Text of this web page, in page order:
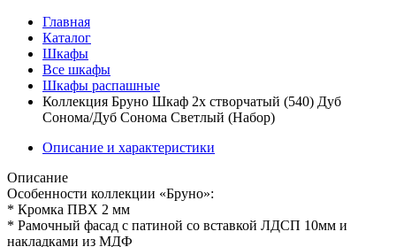
Главная
Каталог
Шкафы
Все шкафы
Шкафы распашные
Коллекция Бруно Шкаф 2х створчатый (540) Дуб
Сонома/Дуб Сонома Светлый (Набор)
Описание и характеристики
Описание
Особенности коллекции «Бруно»:
* Кромка ПВХ 2 мм
* Рамочный фасад с патиной со вставкой ЛДСП 10мм и
накладками из МДФ